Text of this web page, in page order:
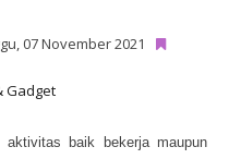
07 November 2021
Gadget
aktivitas baik bekerja maupun